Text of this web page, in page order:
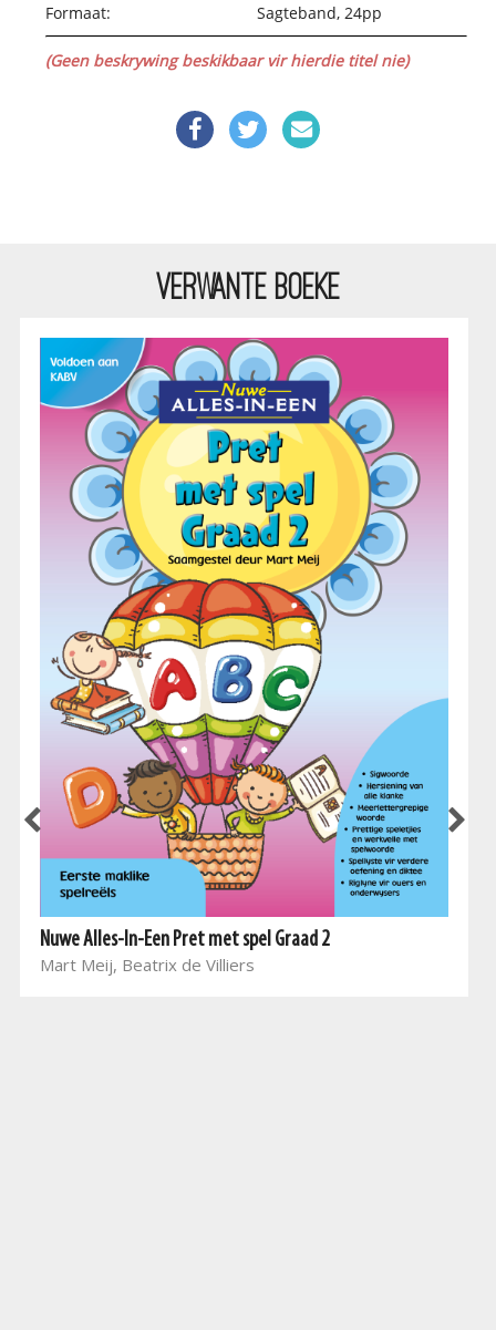
Formaat:
Sagteband, 24pp
(Geen beskrywing beskikbaar vir hierdie titel nie)
VERWANTE BOEKE
Nuwe Alles-In-Een Pret met spel Graad 2
Mart Meij, Beatrix de Villiers